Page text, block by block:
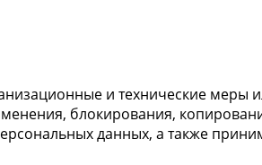
и технические меры
блокирования,
данных, а также